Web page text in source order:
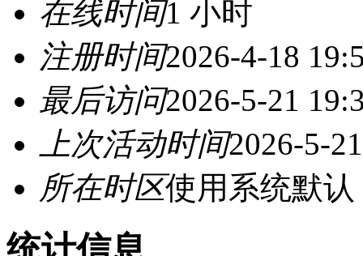
在线时间1 小时
注册时间2026-4-18
最后访问2026-5-21
上次活动时间2026-5-
所在时区使用系统默认